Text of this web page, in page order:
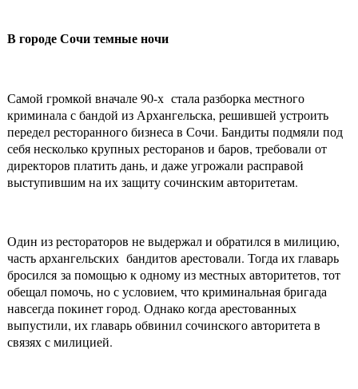
В городе Сочи темные ночи
Самой громкой вначале 90-х стала разборка местного
криминала с бандой из Архангельска, решившей устроить
передел ресторанного бизнеса в Сочи. Бандиты подмяли под
себя несколько крупных ресторанов и баров, требовали от
директоров платить дань, и даже угрожали расправой
выступившим на их защиту сочинским авторитетам.
Один из рестораторов не выдержал и обратился в милицию,
часть архангельских бандитов арестовали. Тогда их главарь
бросился за помощью к одному из местных авторитетов, тот
обещал помочь, но с условием, что криминальная бригада
навсегда покинет город. Однако когда арестованных
выпустили, их главарь обвинил сочинского авторитета в
связях с милицией.